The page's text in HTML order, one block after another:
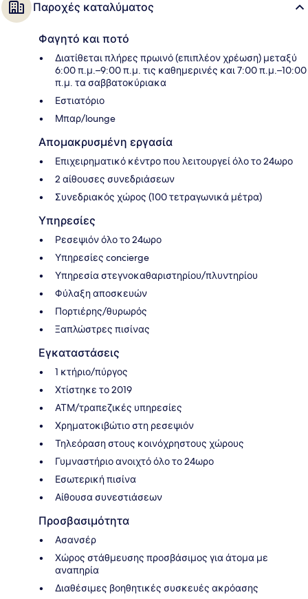
Παροχές καταλύματος
Φαγητό και ποτό
Διατίθεται πλήρες πρωινό (επιπλέον χρέωση) μεταξύ
6:00 π.μ.–9:00 π.μ. τις καθημερινές και 7:00 π.μ.–10:00
π.μ. τα σαββατοκύριακα
Εστιατόριο
Μπαρ/lounge
Απομακρυσμένη εργασία
Επιχειρηματικό κέντρο που λειτουργεί όλο το 24ωρο
2 αίθουσες συνεδριάσεων
Συνεδριακός χώρος (100 τετραγωνικά μέτρα)
Υπηρεσίες
Ρεσεψιόν όλο το 24ωρο
Υπηρεσίες concierge
Υπηρεσία στεγνοκαθαριστηρίου/πλυντηρίου
Φύλαξη αποσκευών
Πορτιέρης/θυρωρός
Ξαπλώστρες πισίνας
Εγκαταστάσεις
1 κτήριο/πύργος
Χτίστηκε το 2019
ΑΤΜ/τραπεζικές υπηρεσίες
Χρηματοκιβώτιο στη ρεσεψιόν
Τηλεόραση στους κοινόχρηστους χώρους
Γυμναστήριο ανοιχτό όλο το 24ωρο
Εσωτερική πισίνα
Αίθουσα συνεστιάσεων
Προσβασιμότητα
Ασανσέρ
Χώρος στάθμευσης προσβάσιμος για άτομα με
αναπηρία
Διαθέσιμες βοηθητικές συσκευές ακρόασης